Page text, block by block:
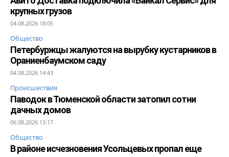
крупных грузов
04.08.2026 18:05
Общество
Петербуржцы жалуются на вырубку кустарников в
Ораниенбаумском саду
04.08.2026 14:43
Происшествия
Паводок в Тюменской области затопил сотни
дачных домов
06.08.2026 13:17
Общество
В районе исчезновения Усольцевых пропал еще